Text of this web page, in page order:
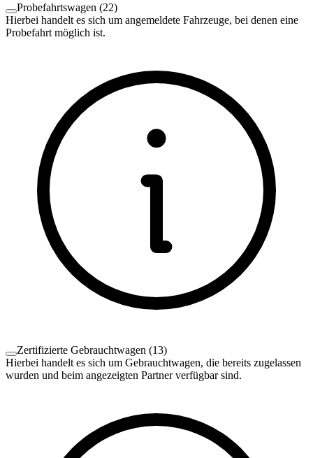
Probefahrtswagen (22)
Hierbei handelt es sich um angemeldete Fahrzeuge, bei denen eine
Probefahrt möglich ist.
Zertifizierte Gebrauchtwagen (13)
Hierbei handelt es sich um Gebrauchtwagen, die bereits zugelassen
wurden und beim angezeigten Partner verfügbar sind.